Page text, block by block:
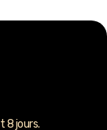
8 jours.